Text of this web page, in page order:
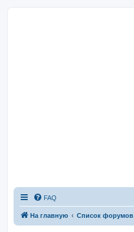
FAQ
На главную Список форумов